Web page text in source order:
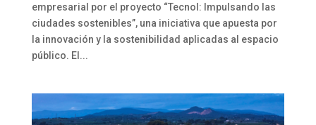
empresarial por el proyecto “Tecnol: Impulsando las
ciudades sostenibles”, una iniciativa que apuesta por
la innovación y la sostenibilidad aplicadas al espacio
público. El...